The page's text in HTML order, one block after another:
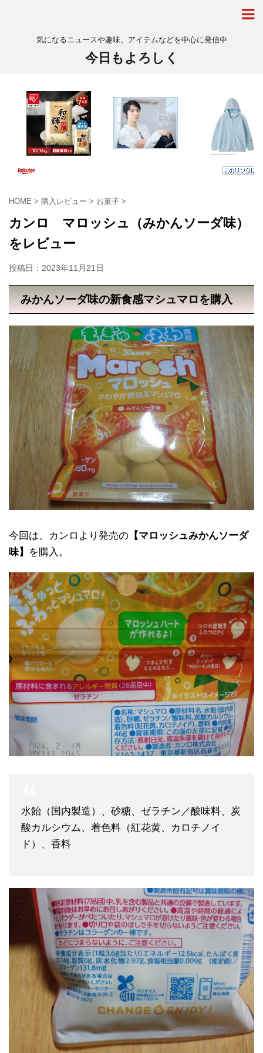
気になるニュースや趣味、アイテムなどを中心に発信中
今日もよろしく
HOME > 購入レビュー > お菓子 >
カンロ マロッシュ（みかんソーダ味）
をレビュー
投稿日： 2023年11月21日
みかんソーダ味の新食感マシュマロを購入
今回は、カンロより発売の 【マロッシュみかんソーダ
味】
を購入。
水飴（国内製造）、砂糖、ゼラチン／酸味料、炭
酸カルシウム、着色料（紅花黄、カロチノイ
ド）、香料